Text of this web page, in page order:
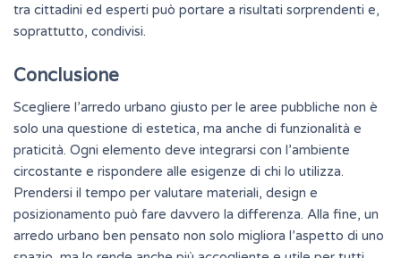
tra cittadini ed esperti può portare a risultati sorprendenti e,
soprattutto, condivisi.
Conclusione
Scegliere l’arredo urbano giusto per le aree pubbliche non è
solo una questione di estetica, ma anche di funzionalità e
praticità. Ogni elemento deve integrarsi con l’ambiente
circostante e rispondere alle esigenze di chi lo utilizza.
Prendersi il tempo per valutare materiali, design e
posizionamento può fare davvero la differenza. Alla fine, un
arredo urbano ben pensato non solo migliora l’aspetto di uno